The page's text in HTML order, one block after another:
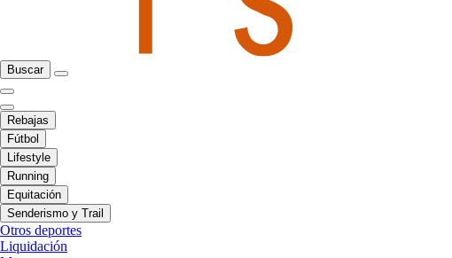
Buscar
Rebajas
Fútbol
Lifestyle
Running
Equitación
Senderismo y Trail
Otros deportes
Liquidación